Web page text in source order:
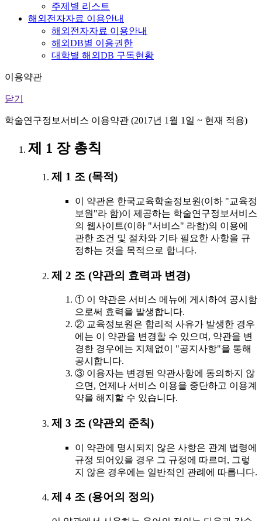
주제별 리스트
해외전자자료 이용안내
해외전자자료 이용안내
해외DB별 이용권한
대학별 해외DB 구독현황
이용약관
닫기
학술연구정보서비스 이용약관 (2017년 1월 1일 ~ 현재 적용)
제 1 장 총칙
제 1 조 (목적)
이 약관은 한국교육학술정보원(이하 "교육정
보원"라 함)이 제공하는 학술연구정보서비스
의 웹사이트(이하 "서비스" 라함)의 이용에
관한 조건 및 절차와 기타 필요한 사항을 규
정하는 것을 목적으로 합니다.
제 2 조 (약관의 효력과 변경)
① 이 약관은 서비스 메뉴에 게시하여 공시함
으로써 효력을 발생합니다.
② 교육정보원은 합리적 사유가 발생한 경우
에는 이 약관을 변경할 수 있으며, 약관을 변
경한 경우에는 지체없이 "공지사항"을 통해
공시합니다.
③ 이용자는 변경된 약관사항에 동의하지 않
으면, 언제나 서비스 이용을 중단하고 이용계
약을 해지할 수 있습니다.
제 3 조 (약관외 준칙)
이 약관에 명시되지 않은 사항은 관계 법령에
규정 되어있을 경우 그 규정에 따르며, 그렇
지 않은 경우에는 일반적인 관례에 따릅니다.
제 4 조 (용어의 정의)